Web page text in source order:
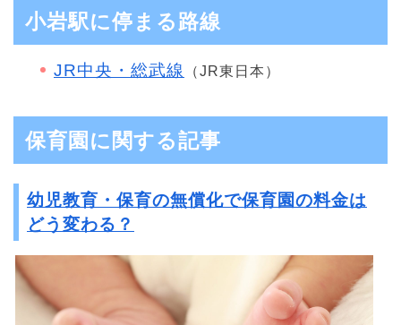
小岩駅に停まる路線
JR中央・総武線 （JR東日本）
保育園に関する記事
幼児教育・保育の無償化で保育園の料金は
どう変わる？